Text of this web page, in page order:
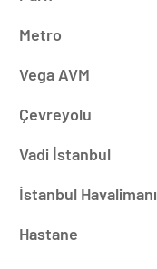
Metro
Vega AVM
Çevreyolu
Vadi İstanbul
İstanbul Havalimanı
Hastane